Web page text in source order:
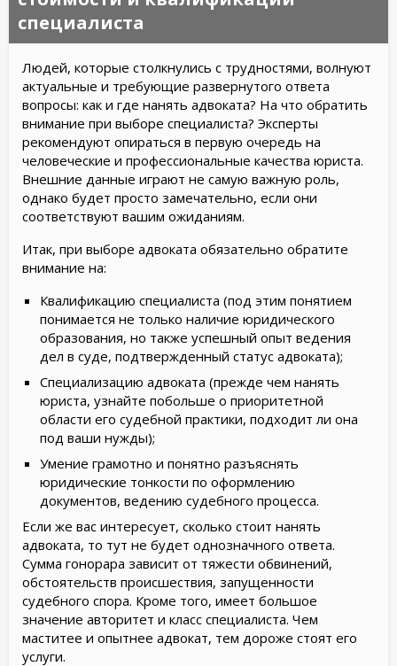
специалиста
Людей, которые столкнулись с трудностями, волнуют
актуальные и требующие развернутого ответа
вопросы: как и где нанять адвоката? На что обратить
внимание при выборе специалиста? Эксперты
рекомендуют опираться в первую очередь на
человеческие и профессиональные качества юриста.
Внешние данные играют не самую важную роль,
однако будет просто замечательно, если они
соответствуют вашим ожиданиям.
Итак, при выборе адвоката обязательно обратите
внимание на:
Квалификацию специалиста (под этим понятием
понимается не только наличие юридического
образования, но также успешный опыт ведения
дел в суде, подтвержденный статус адвоката);
Специализацию адвоката (прежде чем нанять
юриста, узнайте побольше о приоритетной
области его судебной практики, подходит ли она
под ваши нужды);
Умение грамотно и понятно разъяснять
юридические тонкости по оформлению
документов, ведению судебного процесса.
Если же вас интересует, сколько стоит нанять
адвоката, то тут не будет однозначного ответа.
Сумма гонорара зависит от тяжести обвинений,
обстоятельств происшествия, запущенности
судебного спора. Кроме того, имеет большое
значение авторитет и класс специалиста. Чем
маститее и опытнее адвокат, тем дороже стоят его
услуги.